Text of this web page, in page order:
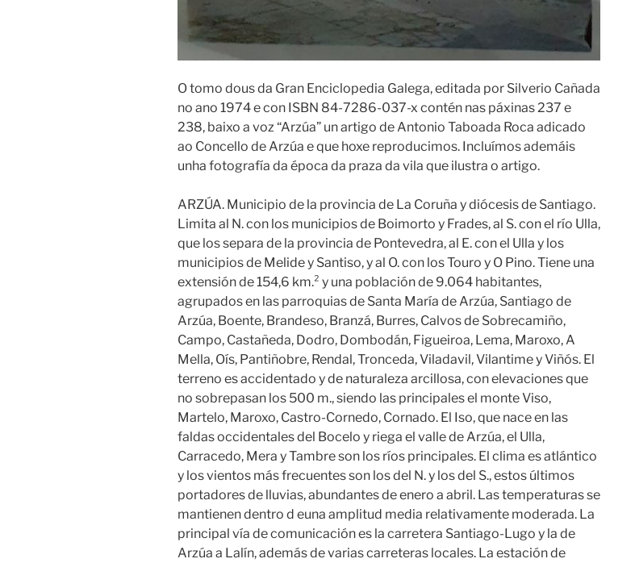
O tomo dous da Gran Enciclopedia Galega, editada por Silverio Cañada
no ano 1974 e con ISBN 84-7286-037-x contén nas páxinas 237 e
238, baixo a voz “Arzúa” un artigo de Antonio Taboada Roca adicado
ao Concello de Arzúa e que hoxe reproducimos. Incluímos ademáis
unha fotografía da época da praza da vila que ilustra o artigo.
ARZÚA. Municipio de la provincia de La Coruña y diócesis de Santiago.
Limita al N. con los municipios de Boimorto y Frades, al S. con el río Ulla,
que los separa de la provincia de Pontevedra, al E. con el Ulla y los
municipios de Melide y Santiso, y al O. con los Touro y O Pino. Tiene una
extensión de 154,6 km.² y una población de 9.064 habitantes,
agrupados en las parroquias de Santa María de Arzúa, Santiago de
Arzúa, Boente, Brandeso, Branzá, Burres, Calvos de Sobrecamiño,
Campo, Castañeda, Dodro, Dombodán, Figueiroa, Lema, Maroxo, A
Mella, Oís, Pantiñobre, Rendal, Tronceda, Viladavil, Vilantime y Viñós. El
terreno es accidentado y de naturaleza arcillosa, con elevaciones que
no sobrepasan los 500 m., siendo las principales el monte Viso,
Martelo, Maroxo, Castro-Cornedo, Cornado. El Iso, que nace en las
faldas occidentales del Bocelo y riega el valle de Arzúa, el Ulla,
Carracedo, Mera y Tambre son los ríos principales. El clima es atlántico
y los vientos más frecuentes son los del N. y los del S., estos últimos
portadores de lluvias, abundantes de enero a abril. Las temperaturas se
mantienen dentro d euna amplitud media relativamente moderada. La
principal vía de comunicación es la carretera Santiago-Lugo y la de
Arzúa a Lalín, además de varias carreteras locales. La estación de